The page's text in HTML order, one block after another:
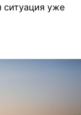
ситуация уже